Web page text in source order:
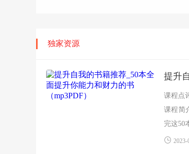
独家资源
提升
课程点
课程简
完这50
5... 2023-